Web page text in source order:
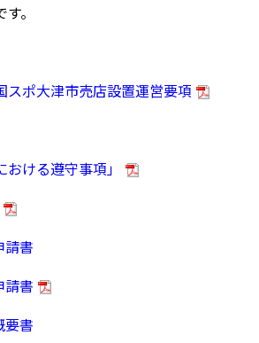
。
スポ大津市売店設置運営要項
ける遵守事項」
請書
請書
要書